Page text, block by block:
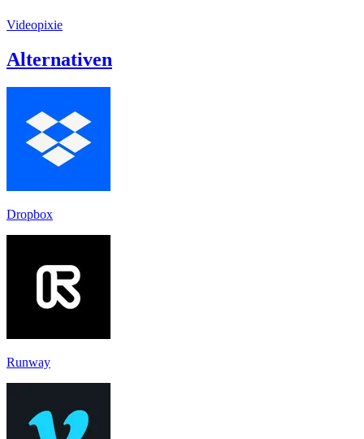
Videopixie
Alternativen
Dropbox
Runway